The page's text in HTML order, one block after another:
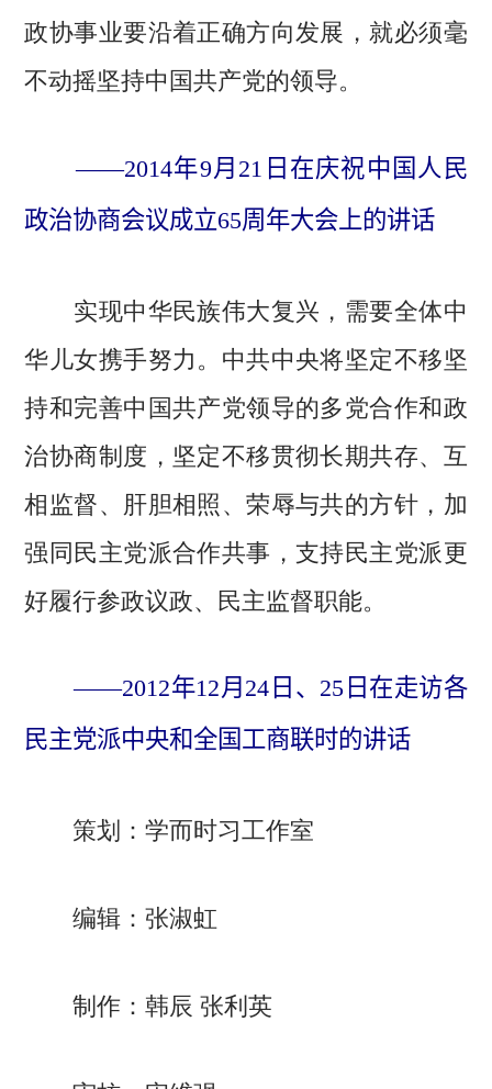
政协事业要沿着正确方向发展，就必须毫
不动摇坚持中国共产党的领导。
——2014年9月21日在庆祝中国人民
政治协商会议成立65周年大会上的讲话
实现中华民族伟大复兴，需要全体中
华儿女携手努力。中共中央将坚定不移坚
持和完善中国共产党领导的多党合作和政
治协商制度，坚定不移贯彻长期共存、互
相监督、肝胆相照、荣辱与共的方针，加
强同民主党派合作共事，支持民主党派更
好履行参政议政、民主监督职能。
——2012年12月24日、25日在走访各
民主党派中央和全国工商联时的讲话
策划：学而时习工作室
编辑：张淑虹
制作：韩辰 张利英